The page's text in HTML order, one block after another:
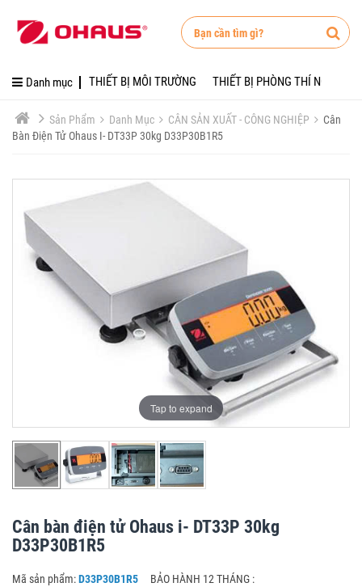
Danh mục THIẾT BỊ MÔI TRƯỜNG THIẾT BỊ PHÒNG THÍ NGHIỆM
DANH MỤC
THIẾT BỊ MÔI TRƯỜNG
CÂN SẢN XUẤT - CÔNG
SỬA CHỮA - KIỂM ĐỊNH
liên hệ
TUYỂN DỤNG
Tuyển Dụng
Khuyến mãi
Giới thiệu
Sản Phẩm Danh Mục CÂN SẢN XUẤT - CÔNG NGHIỆP
Cân
Bàn Điện Tử Ohaus I- DT33P 30kg D33P30B1R5
Tap to expand
Cân bàn điện tử Ohaus i- DT33P 30kg
D33P30B1R5
Mã sản phẩm:D33P30B1R5
BẢO HÀNH 12 THÁNG :